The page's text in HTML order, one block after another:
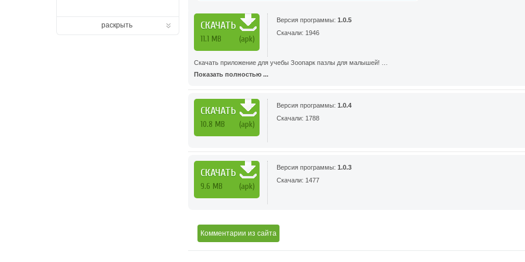
СКАЧАТЬ
11.1 MB (apk)
Версия программы: 1.0.5
Скачали: 1946
Скачать приложение для учебы Зоопарк пазлы для малышей! …
Показать полностью ...
СКАЧАТЬ
10.8 MB (apk)
Версия программы: 1.0.4
Скачали: 1788
СКАЧАТЬ
9.6 MB (apk)
Версия программы: 1.0.3
Скачали: 1477
Комментарии из сайта
раскрыть